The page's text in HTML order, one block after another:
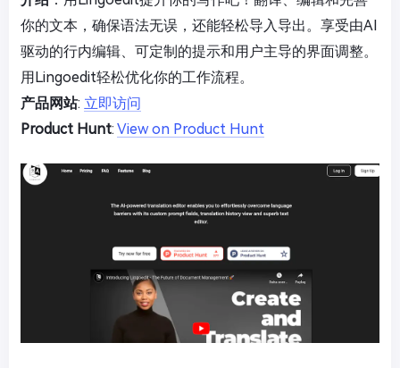
你的文本，确保语法无误，还能轻松导入导出。享受由AI
驱动的行内编辑、可定制的提示和用户主导的界面调整。
用Lingoedit轻松优化你的工作流程。
产品网站: 立即访问
Product Hunt: View on Product Hunt